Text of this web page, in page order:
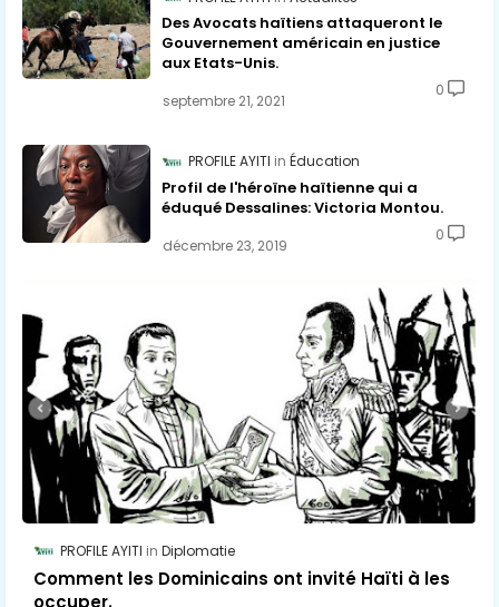
Des Avocats haïtiens attaqueront le
Gouvernement américain en justice
aux Etats-Unis.
septembre 21, 2021
0
PROFILE AYITI Éducation
Profil de l'héroïne haïtienne qui a
éduqué Dessalines: Victoria Montou.
décembre 23, 2019
0
PROFILE AYITI Diplomatie
Comment les Dominicains ont invité Haïti à les
occuper.